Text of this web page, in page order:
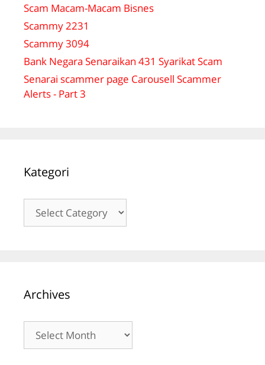
Scam Macam-Macam Bisnes
Scammy 2231
Scammy 3094
Bank Negara Senaraikan 431 Syarikat Scam
Senarai scammer page Carousell Scammer
Alerts - Part 3
Kategori
Archives